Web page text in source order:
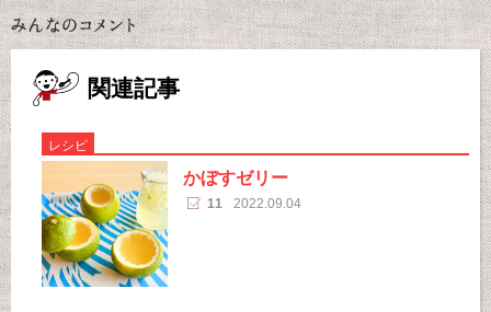
関連記事
レシピ
かぼすゼリー
11 2022.09.04